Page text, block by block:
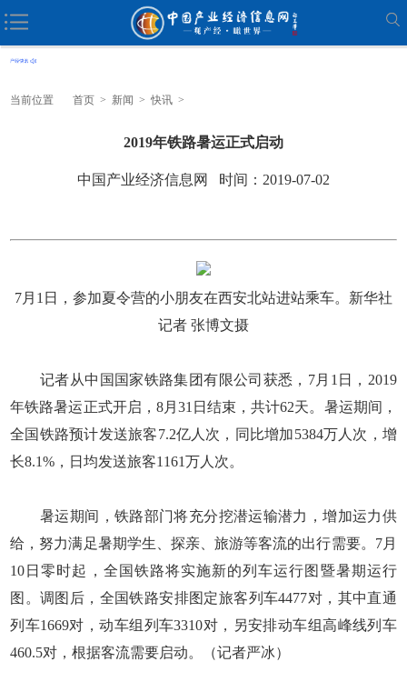
当前位置 首页 > 新闻 > 快讯 >
2019年铁路暑运正式启动
中国产业经济信息网 时间：2019-07-02
7月1日，参加夏令营的小朋友在西安北站进站乘车。新华社
记者 张博文摄
记者从中国国家铁路集团有限公司获悉，7月1日，2019
年铁路暑运正式开启，8月31日结束，共计62天。暑运期间，
全国铁路预计发送旅客7.2亿人次，同比增加5384万人次，增
长8.1%，日均发送旅客1161万人次。
暑运期间，铁路部门将充分挖潜运输潜力，增加运力供
给，努力满足暑期学生、探亲、旅游等客流的出行需要。7月
10日零时起，全国铁路将实施新的列车运行图暨暑期运行
图。调图后，全国铁路安排图定旅客列车4477对，其中直通
列车1669对，动车组列车3310对，另安排动车组高峰线列车
460.5对，根据客流需要启动。（记者严冰）